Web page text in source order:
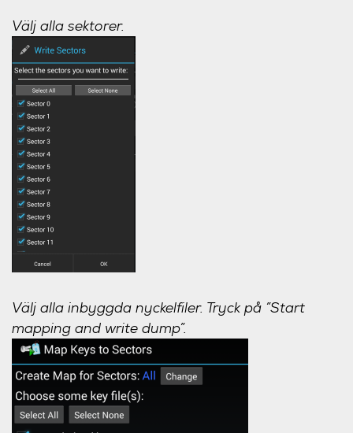
Välj alla sektorer.
Välj alla inbyggda nyckelfiler. Tryck på ”Start
mapping and write dump”.